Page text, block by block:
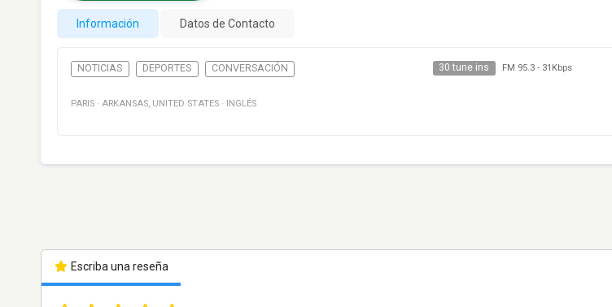
Información Datos de Contacto
NOTICIAS DEPORTES CONVERSACIÓN 30 tune ins FM 95.3- 31Kbps
PARIS · ARKANSAS, UNITED STATES · INGLÉS
Escriba una reseña